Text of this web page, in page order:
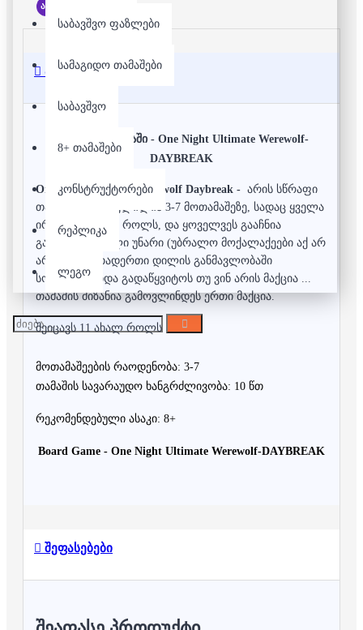
საბავშვო ფაზლები
სამაგიდო თამაშები
საბავშვო
8+ თამაშები
კონსტრუქტორები
რეპლიკა
ლეგო
არ არის მარაგში
აღწერა
სამაგიდო თამაში - One Night Ultimate Werewolf-
DAYBREAK
One Night Ultimate Werewolf Daybreak - არის სწრაფი
თამაში და გათვლილია 3-7 მოთამაშეზე, სადაც ყველა
ირგებს ფარულ როლს, და ყოველვეს გააჩნია
განსაკუთრებული უნარი (უბრალო მოქალაქეები აქ არ
არიან!). ერთადერთი დილის განმავლობაში
სოფელმა უნდა გადაწყვიტოს თუ ვინ არის მაქცია ...
თამაშის მიზანია გამოვლინდეს ერთი მაქცია.
შეიცავს 11 ახალ როლს
მოთამაშეების რაოდენობა: 3-7
თამაშის სავარაუდო ხანგრძლივობა: 10 წთ
რეკომენდებული ასაკი: 8+
Board Game - One Night Ultimate Werewolf-DAYBREAK
შეფასებები